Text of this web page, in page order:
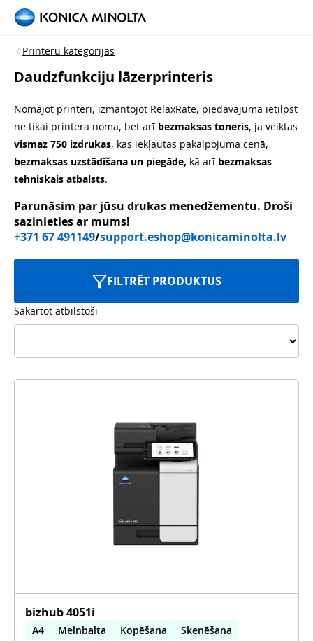
Printeru kategorijas
Daudzfunkciju lāzerprinteris
Nomājot printeri, izmantojot RelaxRate, piedāvājumā ietilpst
ne tikai printera noma, bet arī bezmaksas toneris, ja veiktas
vismaz 750 izdrukas, kas iekļautas pakalpojuma cenā,
bezmaksas uzstādīšana un piegāde, kā arī bezmaksas
tehniskais atbalsts.
Parunāsim par jūsu drukas menedžementu. Droši
sazinieties ar mums!
+371 67 491149/support.eshop@konicaminolta.lv
FILTRĒT PRODUKTUS
Sakārtot atbilstoši
bizhub 4051i
A4 Melnbalta Kopēšana
Skenēšana